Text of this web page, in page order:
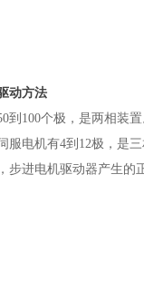
动方法
到100个极，是两相装置
服电机有4到12极，是三
步进电机驱动器产生的